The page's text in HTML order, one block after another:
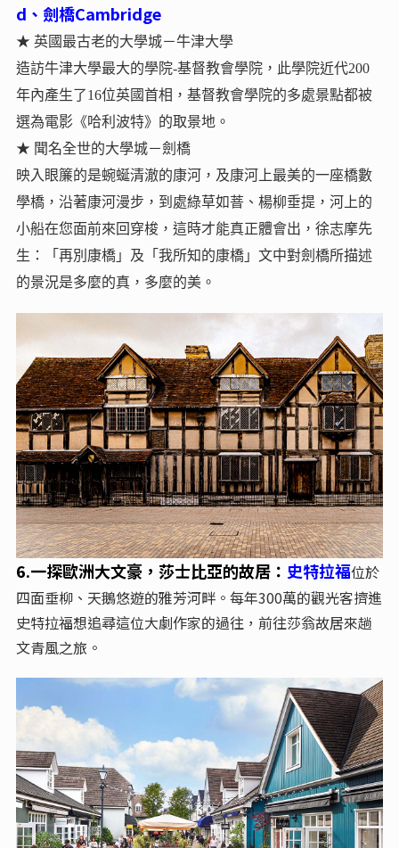
d、劍橋Cambridge
★ 英國最古老的大學城－牛津大學
造訪牛津大學最大的學院-基督教會學院，此學院近代200
年內產生了16位英國首相，基督教會學院的多處景點都被
選為電影《哈利波特》的取景地。
★ 聞名全世的大學城－劍橋
映入眼簾的是蜿蜒清澈的康河，及康河上最美的一座橋數
學橋，沿著康河漫步，到處綠草如萻、楊柳垂提，河上的
小船在您面前來回穿梭，這時才能真正體會出，徐志摩先
生：「再別康橋」及「我所知的康橋」文中對劍橋所描述
的景況是多麼的真，多麼的美。
6.一探歐洲大文豪，莎士比亞的故居： 史特拉福位於
四面垂柳、天鵝悠遊的雅芳河畔。每年300萬的觀光客擠進
史特拉福想追尋這位大劇作家的過往，前往莎翁故居來趟
文青風之旅。